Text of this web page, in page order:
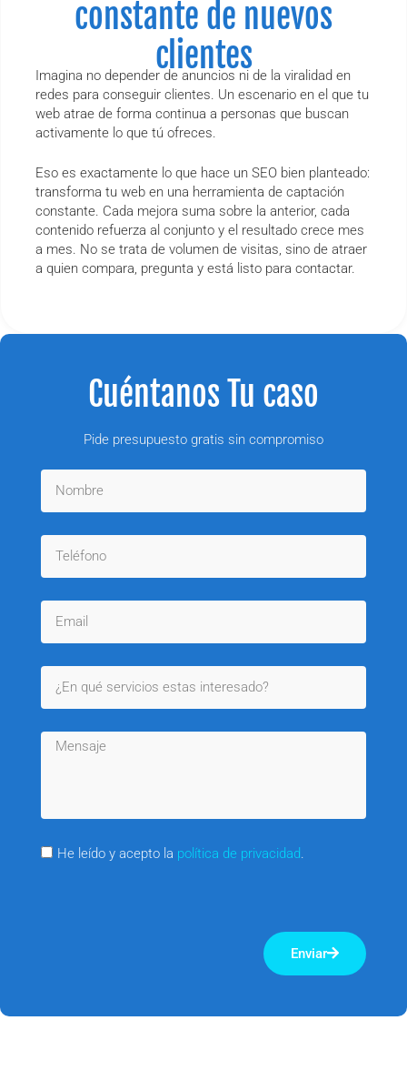
constante de nuevos
clientes
Imagina no depender de anuncios ni de la viralidad en
redes para conseguir clientes. Un escenario en el que tu
web atrae de forma continua a personas que buscan
activamente lo que tú ofreces.
Eso es exactamente lo que hace un SEO bien planteado:
transforma tu web en una herramienta de captación
constante. Cada mejora suma sobre la anterior, cada
contenido refuerza al conjunto y el resultado crece mes
a mes. No se trata de volumen de visitas, sino de atraer
a quien compara, pregunta y está listo para contactar.
Cuéntanos Tu caso
Pide presupuesto gratis sin compromiso
He leído y acepto la política de privacidad.
Enviar